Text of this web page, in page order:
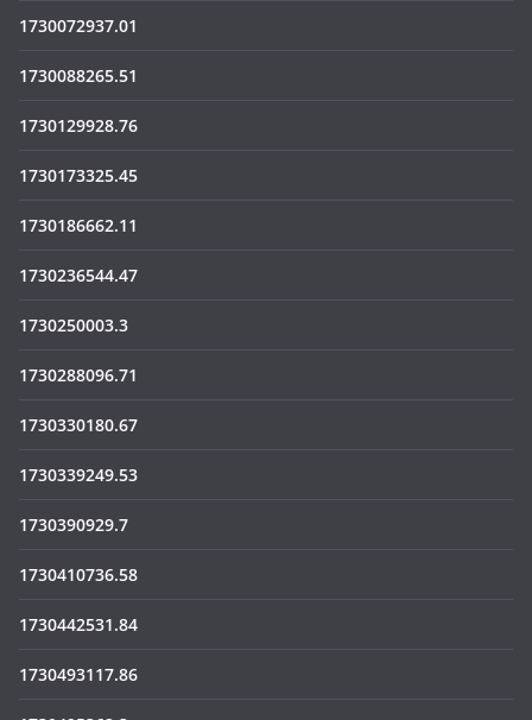
1730072937.01
1730088265.51
1730129928.76
1730173325.45
1730186662.11
1730236544.47
1730250003.3
1730288096.71
1730330180.67
1730339249.53
1730390929.7
1730410736.58
1730442531.84
1730493117.86